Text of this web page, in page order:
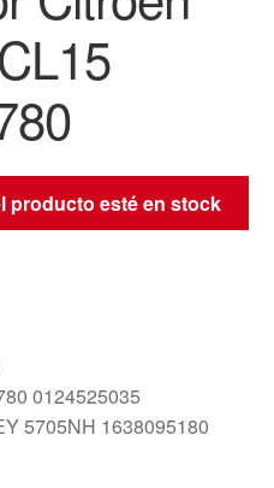
producto esté en stock
0124525035
5705NH 1638095180